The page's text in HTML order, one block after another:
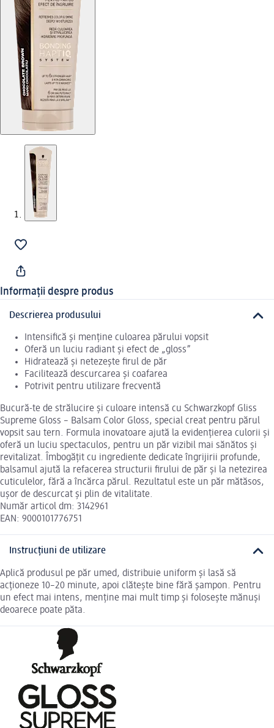
Informații despre produs
Descrierea produsului
Intensifică și menține culoarea părului vopsit
Oferă un luciu radiant și efect de „gloss”
Hidratează și netezește firul de păr
Facilitează descurcarea și coafarea
Potrivit pentru utilizare frecventă
Bucură-te de strălucire și culoare intensă cu Schwarzkopf Gliss
Supreme Gloss – Balsam Color Gloss, special creat pentru părul
vopsit sau tern. Formula inovatoare ajută la evidențierea culorii și
oferă un luciu spectaculos, pentru un păr vizibil mai sănătos și
revitalizat. Îmbogățit cu ingrediente dedicate îngrijirii profunde,
balsamul ajută la refacerea structurii firului de păr și la netezirea
cuticulelor, fără a încărca părul. Rezultatul este un păr mătăsos,
ușor de descurcat și plin de vitalitate.
Număr articol dm: 3142961
EAN: 9000101776751
Instrucțiuni de utilizare
Aplică produsul pe păr umed, distribuie uniform și lasă să
acționeze 10–20 minute, apoi clătește bine fără șampon. Pentru
un efect mai intens, menține mai mult timp și folosește mănuși
deoarece poate păta.